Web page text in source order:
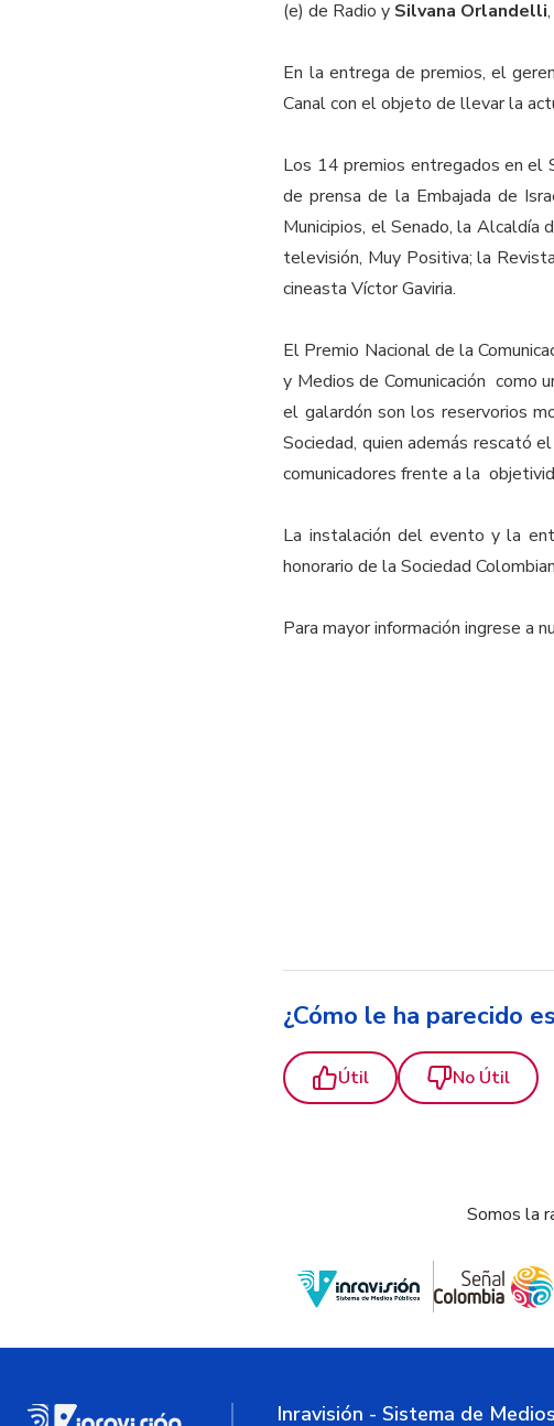
(e) de Radio y Silvana Orlandelli
En la entrega de premios, el
Canal con el objeto de llevar la
Los 14 premios entregados en el
de prensa de la Embajada de
Municipios, el Senado, la Alcaldía
televisión, Muy Positiva; la
cineasta Víctor Gaviria.
El Premio Nacional de la
y Medios de Comunicación como
el galardón son los reservorios
Sociedad, quien además rescató
comunicadores frente a la
La instalación del evento y la
honorario de la Sociedad
Para mayor información ingrese a
¿Cómo le ha parecido
Útil No Útil
Somos la
Inravisión - Sistema de